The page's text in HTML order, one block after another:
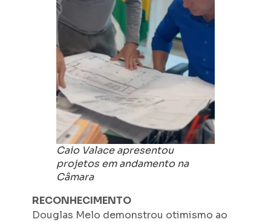
Caio Valace apresentou
projetos em andamento na
Câmara
RECONHECIMENTO
Douglas Melo demonstrou otimismo ao